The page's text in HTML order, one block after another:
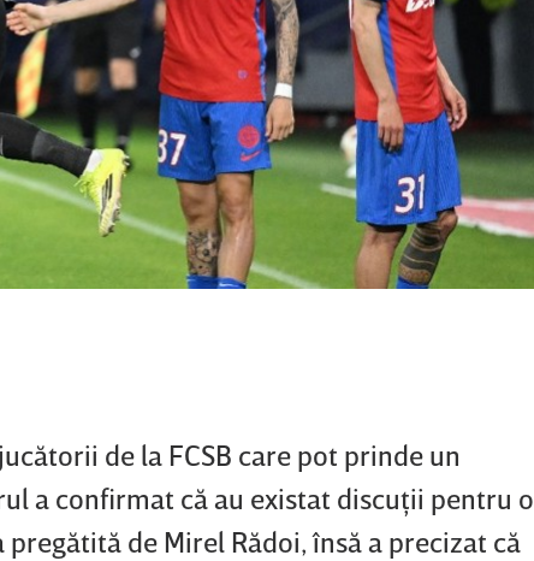
de la FCSB care pot prinde un
a confirmat că au existat discuţii pentru o
de Mirel Rădoi, însă a precizat că